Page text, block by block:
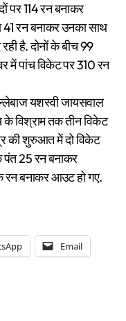
पर 114 रन बनाकर
रन बनाकर उनका साथ
है. दोनों के बीच 99
में पांच विकेट पर 310 रन
यशस्वी जायसवाल
के विश्राम तक तीन विकेट
की शुरुआत में दो विकेट
पंत 25 रन बनाकर
रन बनाकर आउट हो गए.
Email